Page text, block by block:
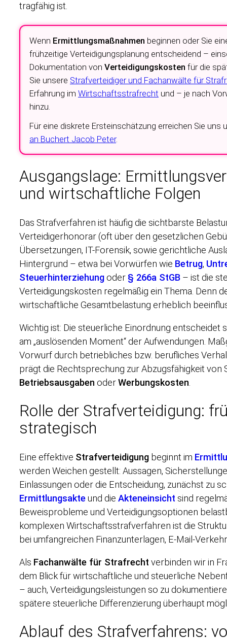
tragfähig ist.
Wenn Ermittlungsmaßnahmen beginnen oder Sie
frühzeitige Verteidigungsplanung entscheidend –
Dokumentation von Verteidigungskosten für die
Sie unsere Strafverteidiger und Fachanwälte für
Erfahrung im Wirtschaftsstrafrecht und – je nach
hinzu.
Für eine diskrete Ersteinschätzung erreichen Sie uns
an Buchert Jacob Peter.
Ausgangslage:
und wirtschaftliche Folgen
Das Strafverfahren ist häufig die sichtbarste
Verteidigerhonorar (oft über den gesetzlichen
Übersetzungen, IT-Forensik, sowie gerichtliche
Hintergrund – etwa bei Vorwürfen wie Betrug,
Steuerhinterziehungoder § 266a StGB – ist die
Verteidigungskosten regelmäßig ein Thema. Denn
wirtschaftliche Gesamtbelastung erheblich
Wichtig ist: Die steuerliche Einordnung entscheidet
am „auslösenden Moment“ der Aufwendungen.
Vorwurf durch betriebliches bzw. berufliches
prägt die Rechtsprechung zur Abzugsfähigkeit von
Betriebsausgaben oderWerbungskosten
Rolle der Strafverteidigung:
strategisch
Eine effektive Strafverteidigung beginnt im
werden Weichen gestellt: Aussagen,
Einlassungen oder die Entscheidung, zunächst zu
Ermittlungsakteund die Akteneinsicht sind
Beweisprobleme und Verteidigungsoptionen
komplexen Wirtschaftsstrafverfahren ist die
bei umfangreichen Finanzunterlagen, E-Mail-
Als Fachanwälte für Strafrecht verbinden wir in
dem Blick für wirtschaftliche und steuerliche
– auch, Verteidigungsleistungen so zu
spätere steuerliche Differenzierung überhaupt
Ablauf des Strafverfahrens: